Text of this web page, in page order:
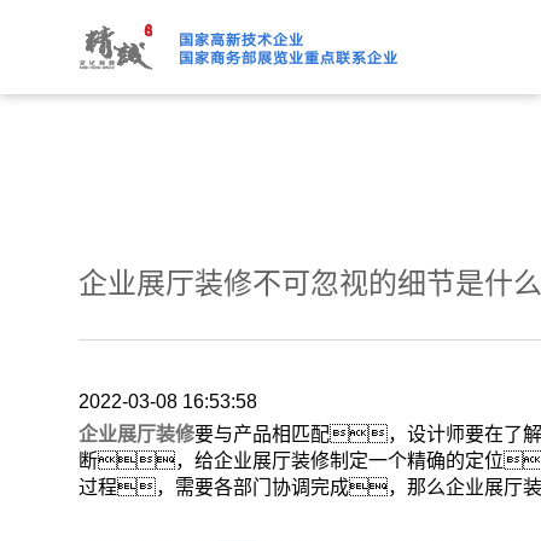
绿巨人下载免费观看,绿巨
企业展厅装修不可忽视的细节是
2022-03-08 16:53:58
企业展厅装修要与产品相匹配，设计师要在
断，给企业展厅装修制定一个精确的定位
过程，需要各部门协调完成，那么企业展厅